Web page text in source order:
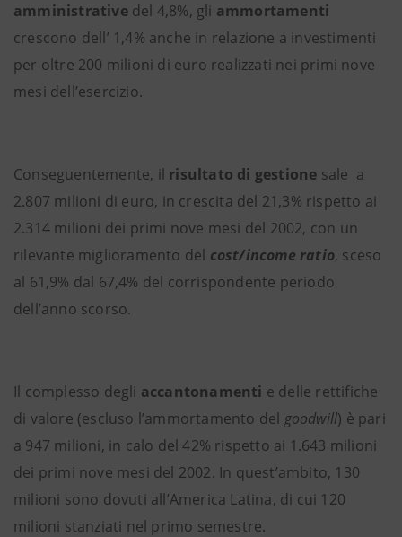
amministrativedel 4,8%, gli ammortamenti
crescono dell’ 1,4% anche in relazione a investimenti
per oltre 200 milioni di euro realizzati nei primi nove
mesi dell’esercizio.
Conseguentemente, il risultato di gestione sale a
2.807 milioni di euro, in crescita del 21,3% rispetto ai
2.314 milioni dei primi nove mesi del 2002, con un
rilevante miglioramento del cost/income ratio, sceso
al 61,9% dal 67,4% del corrispondente periodo
dell’anno scorso.
Il complesso degli accantonamenti e delle rettifiche
di valore (escluso l’ammortamento del goodwill) è pari
a 947 milioni, in calo del 42% rispetto ai 1.643 milioni
dei primi nove mesi del 2002. In quest’ambito, 130
milioni sono dovuti all’America Latina, di cui 120
milioni stanziati nel primo semestre.